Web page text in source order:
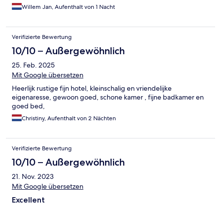
Willem Jan, Aufenthalt von 1 Nacht
Verifizierte Bewertung
10/10 – Außergewöhnlich
25. Feb. 2025
Mit Google übersetzen
Heerlijk rustige fijn hotel, kleinschalig en vriendelijke
eigenaresse, gewoon goed, schone kamer , fijne badkamer en
goed bed,
Christiny, Aufenthalt von 2 Nächten
Verifizierte Bewertung
10/10 – Außergewöhnlich
21. Nov. 2023
Mit Google übersetzen
Excellent